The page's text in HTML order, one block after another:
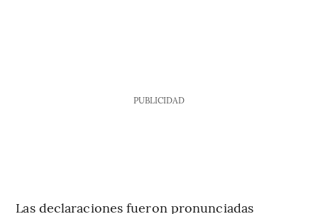
PUBLICIDAD
Las declaraciones fueron pronunciadas